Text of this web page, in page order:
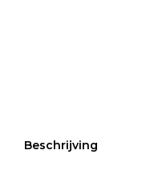
Beschrijving